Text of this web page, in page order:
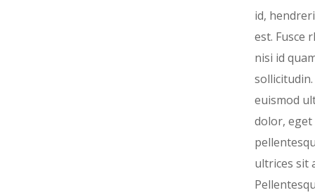
id,
est. Fusce
nisi id
euismod
dolor, eget
ultrices sit